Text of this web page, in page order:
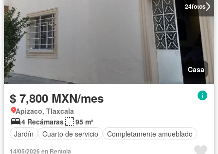
24fotos
Casa
$ 7,800 MXN/mes
Apizaco, Tlaxcala
4 Recámaras
95 m²
Jardín
Cuarto de servicio Completamente amueblado
14/05/2026 en Rentola